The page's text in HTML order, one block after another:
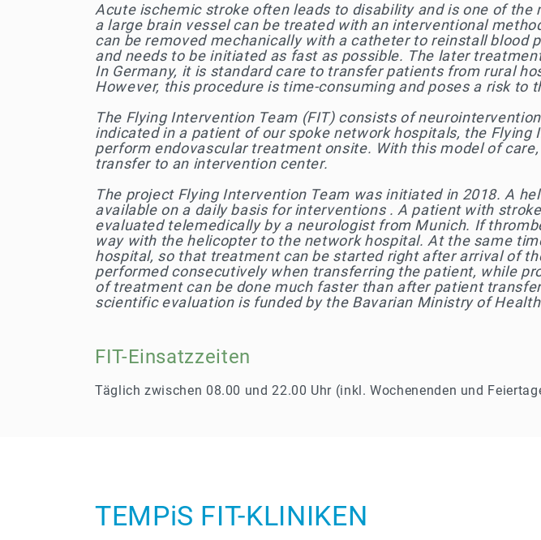
Acute ischemic stroke often leads to disability and is one of
a large brain vessel can be treated with an interventional
can be removed mechanically with a catheter to reinstall
and needs to be initiated as fast as possible. The later
In Germany, it is standard care to transfer patients from rural
However, this procedure is time-consuming and poses a risk
The Flying Intervention Team (FIT) consists of
indicated in a patient of our spoke network hospitals, the
perform endovascular treatment onsite. With this model of
transfer to an intervention center.
The project Flying Intervention Team was initiated in 2018. A
available on a daily basis for interventions . A patient with
evaluated telemedically by a neurologist from Munich. If
way with the helicopter to the network hospital. At the same
hospital, so that treatment can be started right after arrival of
performed consecutively when transferring the patient, while
of treatment can be done much faster than after patient
scientific evaluation is funded by the Bavarian Ministry of
FIT-Einsatzzeiten
Täglich zwischen 08.00 und 22.00 Uhr (inkl. Wochenenden und
TEMPiS FIT-KLINIKEN